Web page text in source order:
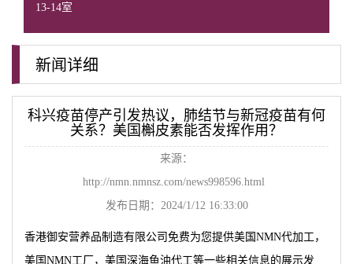
13-14室
新闻详细
科兴疫苗停产引发热议，肺结节与新冠疫苗有何
关系？美国槲皮素能否发挥作用？
来源：
http://nmn.nmnsz.com/news998596.html
发布日期：2024/1/12 16:33:00
香港御安营养品制造有限公司免费为您提供美国NMN代加工 ，
美国NMN工厂，美国深海鱼油代工等一些相关信息的展示发